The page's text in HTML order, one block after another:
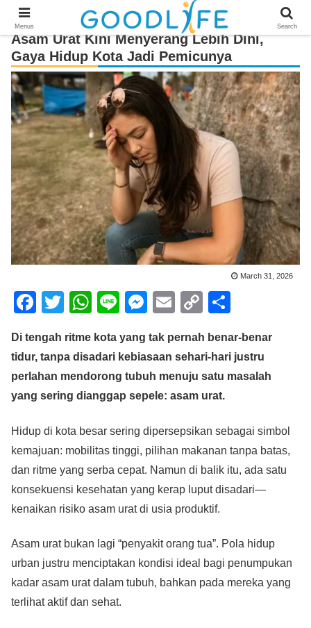
Asam Urat Kini Menyerang Lebih Dini,
Gaya Hidup Kota Jadi Pemicunya
March 31, 2026
F
c
e
b
o
k
T
tt
er
W
at
s
A
p
Li
e
M
ss
e
n
er
E
ail
C
p
y
Li
k
ar
e
Di tengah ritme kota yang tak pernah benar-benar
tidur, tanpa disadari kebiasaan sehari-hari justru
perlahan mendorong tubuh menuju satu masalah
yang sering dianggap sepele: asam urat.
Hidup di kota besar sering dipersepsikan sebagai simbol
kemajuan: mobilitas tinggi, pilihan makanan tanpa batas,
dan ritme yang serba cepat. Namun di balik itu, ada satu
konsekuensi kesehatan yang kerap luput disadari—
kenaikan risiko asam urat di usia produktif.
Asam urat bukan lagi “penyakit orang tua”. Pola hidup
urban justru menciptakan kondisi ideal bagi penumpukan
kadar asam urat dalam tubuh, bahkan pada mereka yang
terlihat aktif dan sehat.
Menus Search